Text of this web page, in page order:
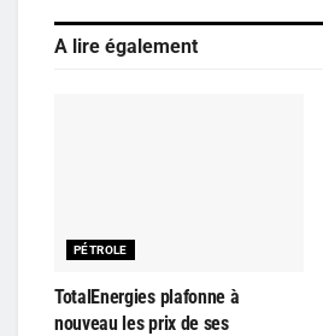
A lire également
PÉTROLE
TotalEnergies plafonne à
nouveau les prix de ses